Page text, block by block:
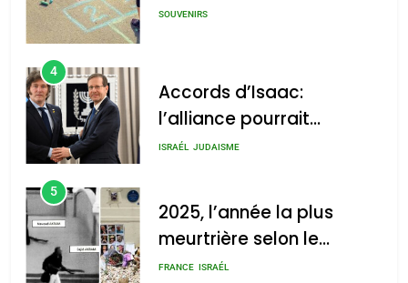
SOUVENIRS
4
Accords d’Isaac:
l’alliance pourrait
s’étendre à 13 pays
ISRAÉL JUDAISME
5
2025, l’année la plus
meurtrière selon le
rapport d’ADL contre
FRANCE ISRAÉL